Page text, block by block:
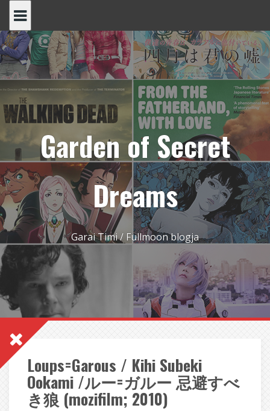
content
Garden of Secret
Dreams
Garai Timi / Fullmoon blogja
Loups=Garous / Kihi Subeki
Ookami /ルー=ガルー 忌避すべ
き狼 (mozifilm; 2010)